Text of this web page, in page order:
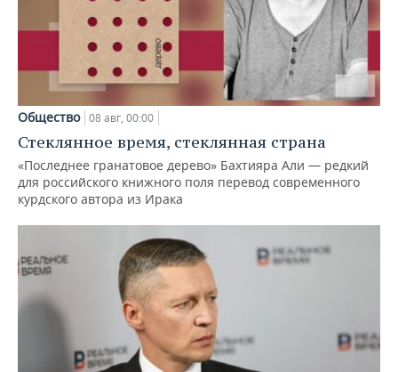
Общество 08 авг, 00:00
Стеклянное время, стеклянная страна
«Последнее гранатовое дерево» Бахтияра Али — редкий
для российского книжного поля перевод современного
курдского автора из Ирака